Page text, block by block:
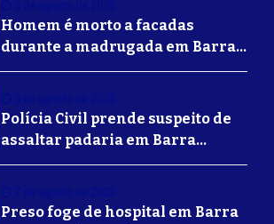
Homem é morto a facadas
durante a madrugada em Barra
Mansa
Polícia Civil prende suspeito de
assaltar padaria em Barra
Mansa
Preso foge de hospital em Barra